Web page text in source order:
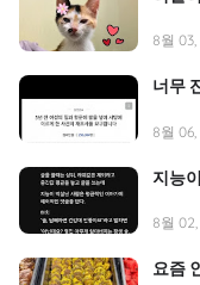
8월
너무
8월
지능
8월
요즘